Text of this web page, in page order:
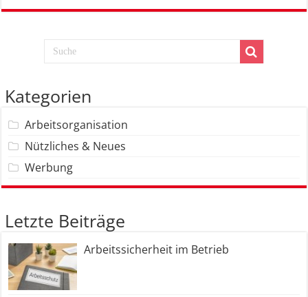
Kategorien
Arbeitsorganisation
Nützliches & Neues
Werbung
Letzte Beiträge
Arbeitssicherheit im Betrieb